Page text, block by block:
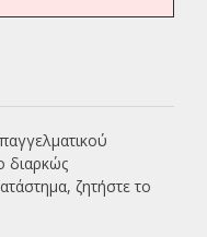
διαρκώς
ζητήστε το